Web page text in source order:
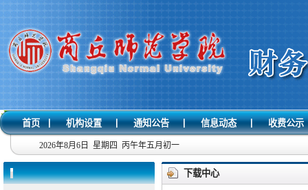
首页 | 机构设置 | 通知公告 | 信息动态 | 收费公示
2026年8月6日 星期四 丙午年五月初一
下载中心